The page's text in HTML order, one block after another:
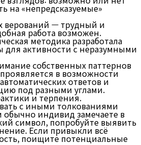
на «непредсказуемые»
верований — трудный и
работа возможен.
методика разработала
активности с неразумными
собственных паттернов
в возможности
ответов и
под разными углами.
и терпения.
с иными толкованиями
обычно индивид замечаете в
символ, попробуйте выявить
Если привыкли всё
поищите потенциальные